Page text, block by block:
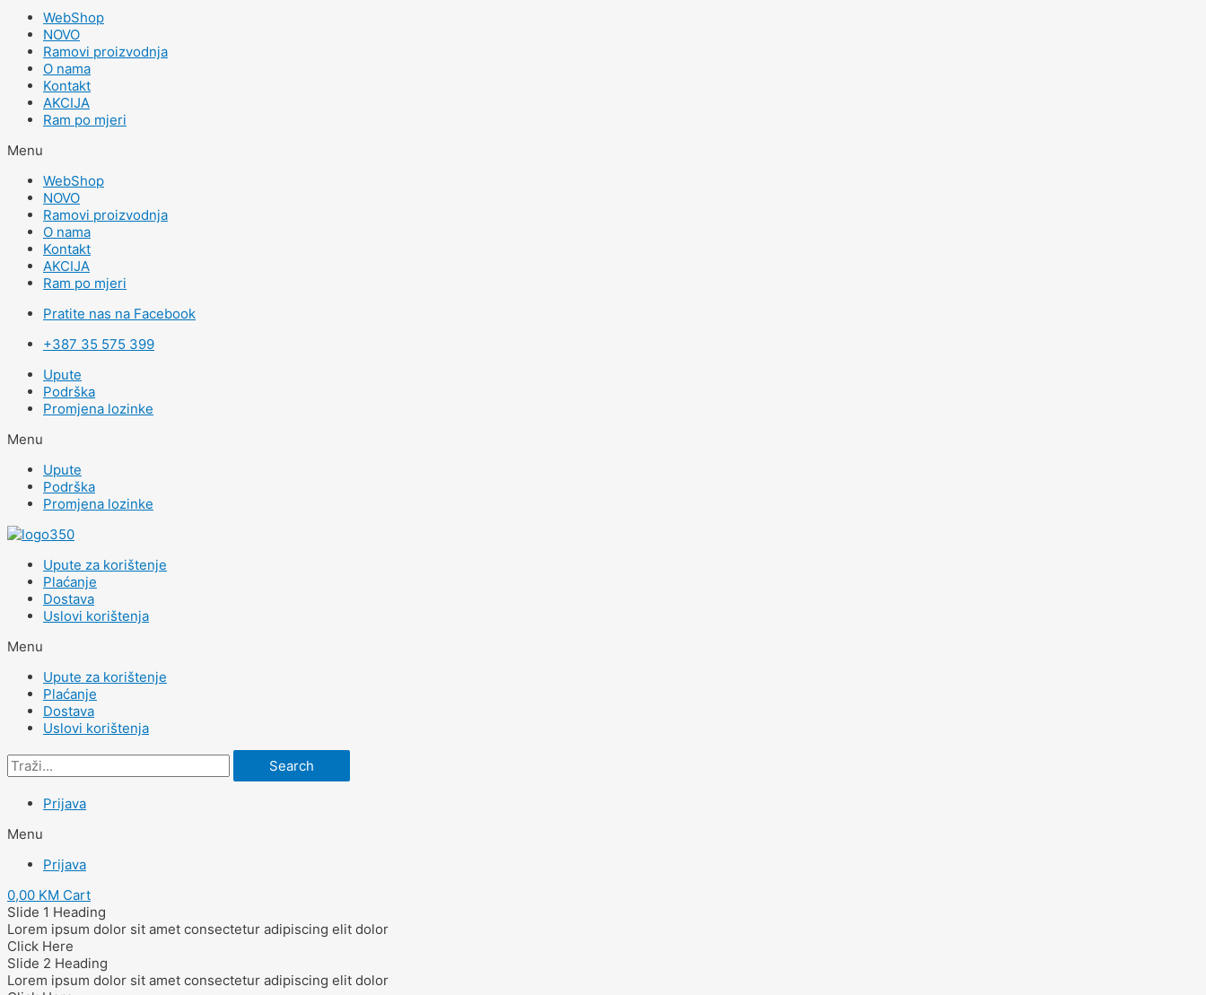
WebShop
NOVO
Ramovi proizvodnja
O nama
Kontakt
AKCIJA
Ram po mjeri
Menu
WebShop
NOVO
Ramovi proizvodnja
O nama
Kontakt
AKCIJA
Ram po mjeri
Pratite nas na Facebook
+387 35 575 399
Upute
Podrška
Promjena lozinke
Menu
Upute
Podrška
Promjena lozinke
Upute za korištenje
Plaćanje
Dostava
Uslovi korištenja
Menu
Upute za korištenje
Plaćanje
Dostava
Uslovi korištenja
Search
Prijava
Menu
Prijava
0,00 KM Cart
Slide 1 Heading
Lorem ipsum dolor sit amet consectetur adipiscing elit dolor
Click Here
Slide 2 Heading
Lorem ipsum dolor sit amet consectetur adipiscing elit dolor